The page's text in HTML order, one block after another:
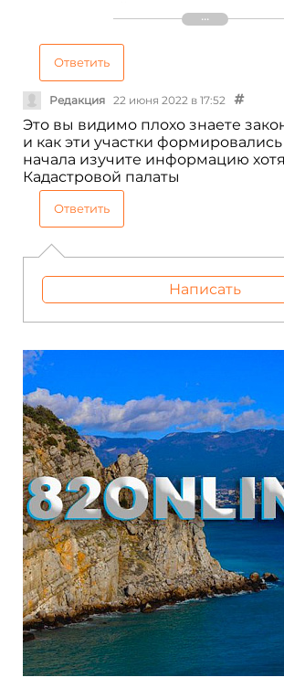
А раздел гектаров производится
ГОСКОМРЕГИСТРОМ без участия
сельских поселений!
Поэтому перестаньте клеветать!
Ответить
Редакция 22 июня 2022 в 17:52
Это вы видимо плохо знаете
и как эти участки формировались
начала изучите информацию
Кадастровой палаты
Ответить
Написать